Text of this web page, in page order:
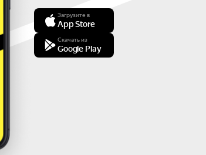
Загрузите в
App Store
Скачать из
Google Play